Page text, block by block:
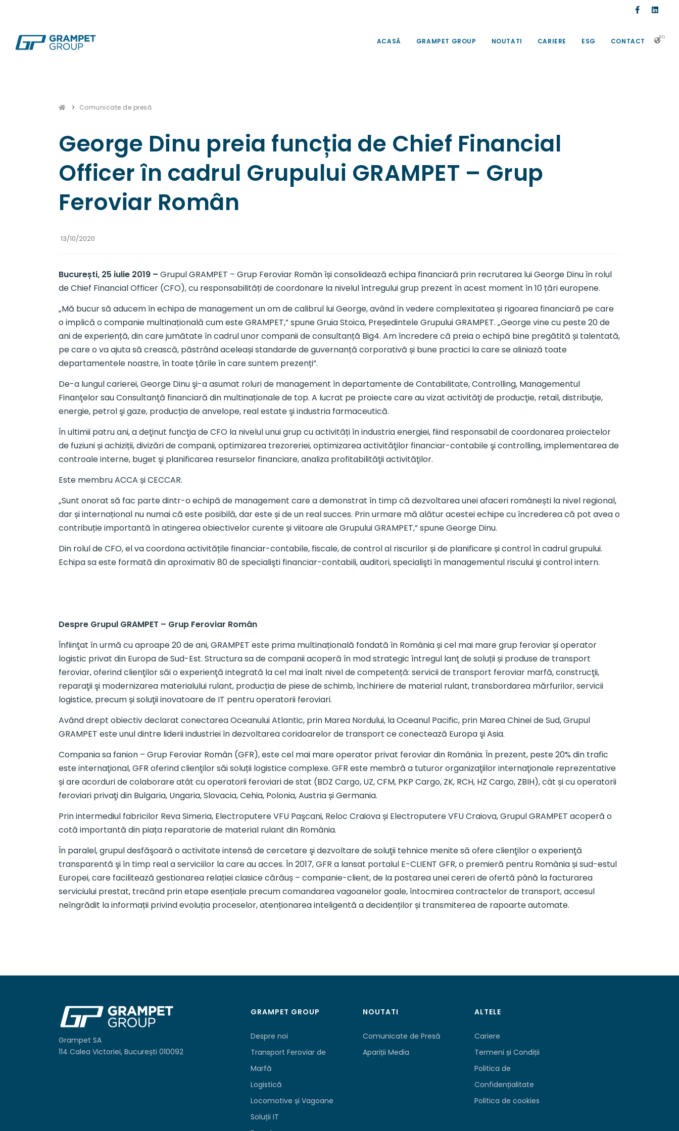
RO
ACASĂ GRAMPET GROUP NOUTATI CARIERE ESG CONTACT
Comunicate de presă
George Dinu preia funcția de Chief Financial
Officer în cadrul Grupului GRAMPET – Grup
Feroviar Român
13/10/2020
București, 25 iulie 2019 – Grupul GRAMPET – Grup Feroviar Român își consolidează echipa financiară prin recrutarea lui George Dinu în rolul
de Chief Financial Officer (CFO), cu responsabilități de coordonare la nivelul întregului grup prezent în acest moment în 10 țări europene.
„Mă bucur să aducem în echipa de management un om de calibrul lui George, având în vedere complexitatea și rigoarea financiară pe care
o implică o companie multinațională cum este GRAMPET,” spune Gruia Stoica, Președintele Grupului GRAMPET. „George vine cu peste 20 de
ani de experiență, din care jumătate în cadrul unor companii de consultanță Big4. Am încredere că preia o echipă bine pregătită și talentată,
pe care o va ajuta să crească, păstrând aceleași standarde de guvernanță corporativă și bune practici la care se aliniază toate
departamentele noastre, în toate țările în care suntem prezenți”.
De-a lungul carierei, George Dinu şi-a asumat roluri de management în departamente de Contabilitate, Controlling, Managementul
Finanţelor sau Consultanţă financiară din multinaționale de top. A lucrat pe proiecte care au vizat activităţi de producţie, retail, distribuţie,
energie, petrol şi gaze, producția de anvelope, real estate şi industria farmaceutică.
În ultimii patru ani, a deţinut funcţia de CFO la nivelul unui grup cu activități în industria energiei, fiind responsabil de coordonarea proiectelor
de fuziuni și achiziții, divizări de companii, optimizarea trezoreriei, optimizarea activităţilor financiar-contabile şi controlling, implementarea de
controale interne, buget şi planificarea resurselor financiare, analiza profitabilităţii activităţilor.
Este membru ACCA și CECCAR.
„Sunt onorat să fac parte dintr-o echipă de management care a demonstrat în timp că dezvoltarea unei afaceri românești la nivel regional,
dar și internațional nu numai că este posibilă, dar este și de un real succes. Prin urmare mă alătur acestei echipe cu încrederea că pot avea o
contribuție importantă în atingerea obiectivelor curente și viitoare ale Grupului GRAMPET,” spune George Dinu.
Din rolul de CFO, el va coordona activitățile financiar-contabile, fiscale, de control al riscurilor și de planificare și control în cadrul grupului.
Echipa sa este formată din aproximativ 80 de specialişti financiar-contabili, auditori, specialişti în managementul riscului şi control intern.
Despre Grupul GRAMPET – Grup Feroviar Român
Înfiinţat în urmă cu aproape 20 de ani, GRAMPET este prima multinațională fondată în România și cel mai mare grup feroviar și operator
logistic privat din Europa de Sud-Est. Structura sa de companii acoperă în mod strategic întregul lanţ de soluții și produse de transport
feroviar, oferind clienţilor săi o experienţă integrată la cel mai înalt nivel de competență: servicii de transport feroviar marfă, construcţii,
reparaţii şi modernizarea materialului rulant, producția de piese de schimb, închiriere de material rulant, transbordarea mărfurilor, servicii
logistice, precum și soluţii inovatoare de IT pentru operatorii feroviari.
Având drept obiectiv declarat conectarea Oceanului Atlantic, prin Marea Nordului, la Oceanul Pacific, prin Marea Chinei de Sud, Grupul
GRAMPET este unul dintre liderii industriei în dezvoltarea coridoarelor de transport ce conectează Europa şi Asia.
Compania sa fanion – Grup Feroviar Român (GFR), este cel mai mare operator privat feroviar din România. În prezent, peste 20% din trafic
este internaţional, GFR oferind clienţilor săi soluții logistice complexe. GFR este membră a tuturor organizaţiilor internaţionale reprezentative
și are acorduri de colaborare atât cu operatorii feroviari de stat (BDZ Cargo, UZ, CFM, PKP Cargo, ZK, RCH, HZ Cargo, ZBIH), cât și cu operatorii
feroviari privaţi din Bulgaria, Ungaria, Slovacia, Cehia, Polonia, Austria și Germania.
Prin intermediul fabricilor Reva Simeria, Electroputere VFU Paşcani, Reloc Craiova și Electroputere VFU Craiova, Grupul GRAMPET acoperă o
cotă importantă din piața reparatorie de material rulant din România.
În paralel, grupul desfăşoară o activitate intensă de cercetare şi dezvoltare de soluţii tehnice menite să ofere clienţilor o experienţă
transparentă şi în timp real a serviciilor la care au acces. În 2017, GFR a lansat portalul E-CLIENT GFR, o premieră pentru România și sud-estul
Europei, care facilitează gestionarea relației clasice cărăuș – companie-client, de la postarea unei cereri de ofertă până la facturarea
serviciului prestat, trecând prin etape esențiale precum comandarea vagoanelor goale, întocmirea contractelor de transport, accesul
neîngrădit la informații privind evoluția proceselor, atenționarea inteligentă a decidenților și transmiterea de rapoarte automate.
Grampet SA
114 Calea Victoriei, București 010092
GRAMPET GROUP
Despre noi
Transport Feroviar de
Marfă
Logistică
Locomotive și Vagoane
Soluții IT
NOUTATI
Comunicate de Presă
Apariții Media
ALTELE
Cariere
Termeni și Condiții
Politica de
Confidențialitate
Politica de cookies